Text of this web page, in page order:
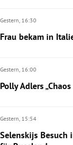
Gestern, 16:30
Frau bekam in
Gestern, 16:00
Polly Adlers
Gestern, 15:54
Selenskijs Besuch